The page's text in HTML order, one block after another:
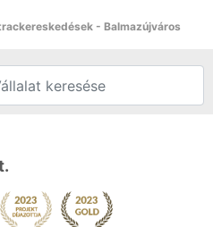
- Balmazújváros